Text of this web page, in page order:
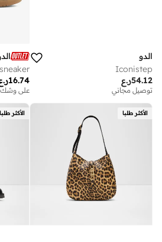
الدو
Iconistep
ر.ع54.12
توصيل مجاني
16.74
على وشك
الأكثر طلبا الأكثر طلبا